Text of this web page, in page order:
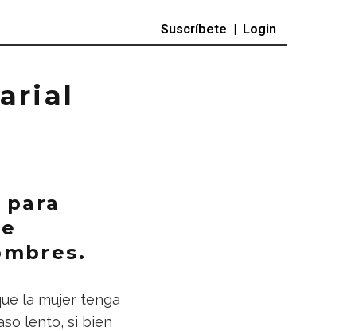
Suscríbete | Login
la mujer tenga
lento, si bien